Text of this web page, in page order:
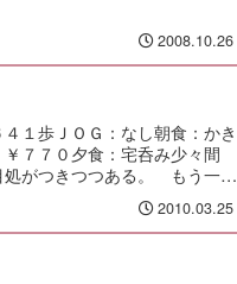
2008.10.26
１歩ＪＯＧ：なし朝食：かき
７７０夕食：宅呑み少々間
処がつきつつある。 もう一頑
2010.03.25